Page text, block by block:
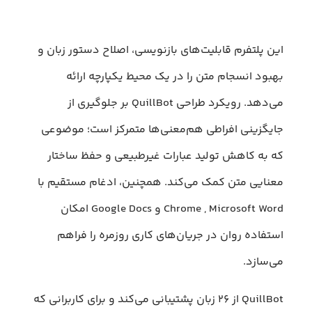
این پلتفرم قابلیت‌های بازنویسی، اصلاح دستور زبان و
بهبود انسجام متن را در یک محیط یکپارچه ارائه
می‌دهد. رویکرد طراحی QuillBot بر جلوگیری از
جایگزینی افراطی هم‌معنی‌ها متمرکز است؛ موضوعی
که به کاهش تولید عبارات غیرطبیعی و حفظ ساختار
معنایی متن کمک می‌کند. همچنین، ادغام مستقیم با
Chrome , Microsoft Word و Google Docs امکان
استفاده روان در جریان‌های کاری روزمره را فراهم
می‌سازد.
QuillBot از ۲۶ زبان پشتیبانی می‌کند و برای کاربرانی که